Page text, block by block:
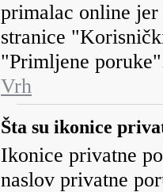
primalac online
stranice
"Primljene
Vrh
Šta su ikonice
Ikonice privatne
naslov privatne